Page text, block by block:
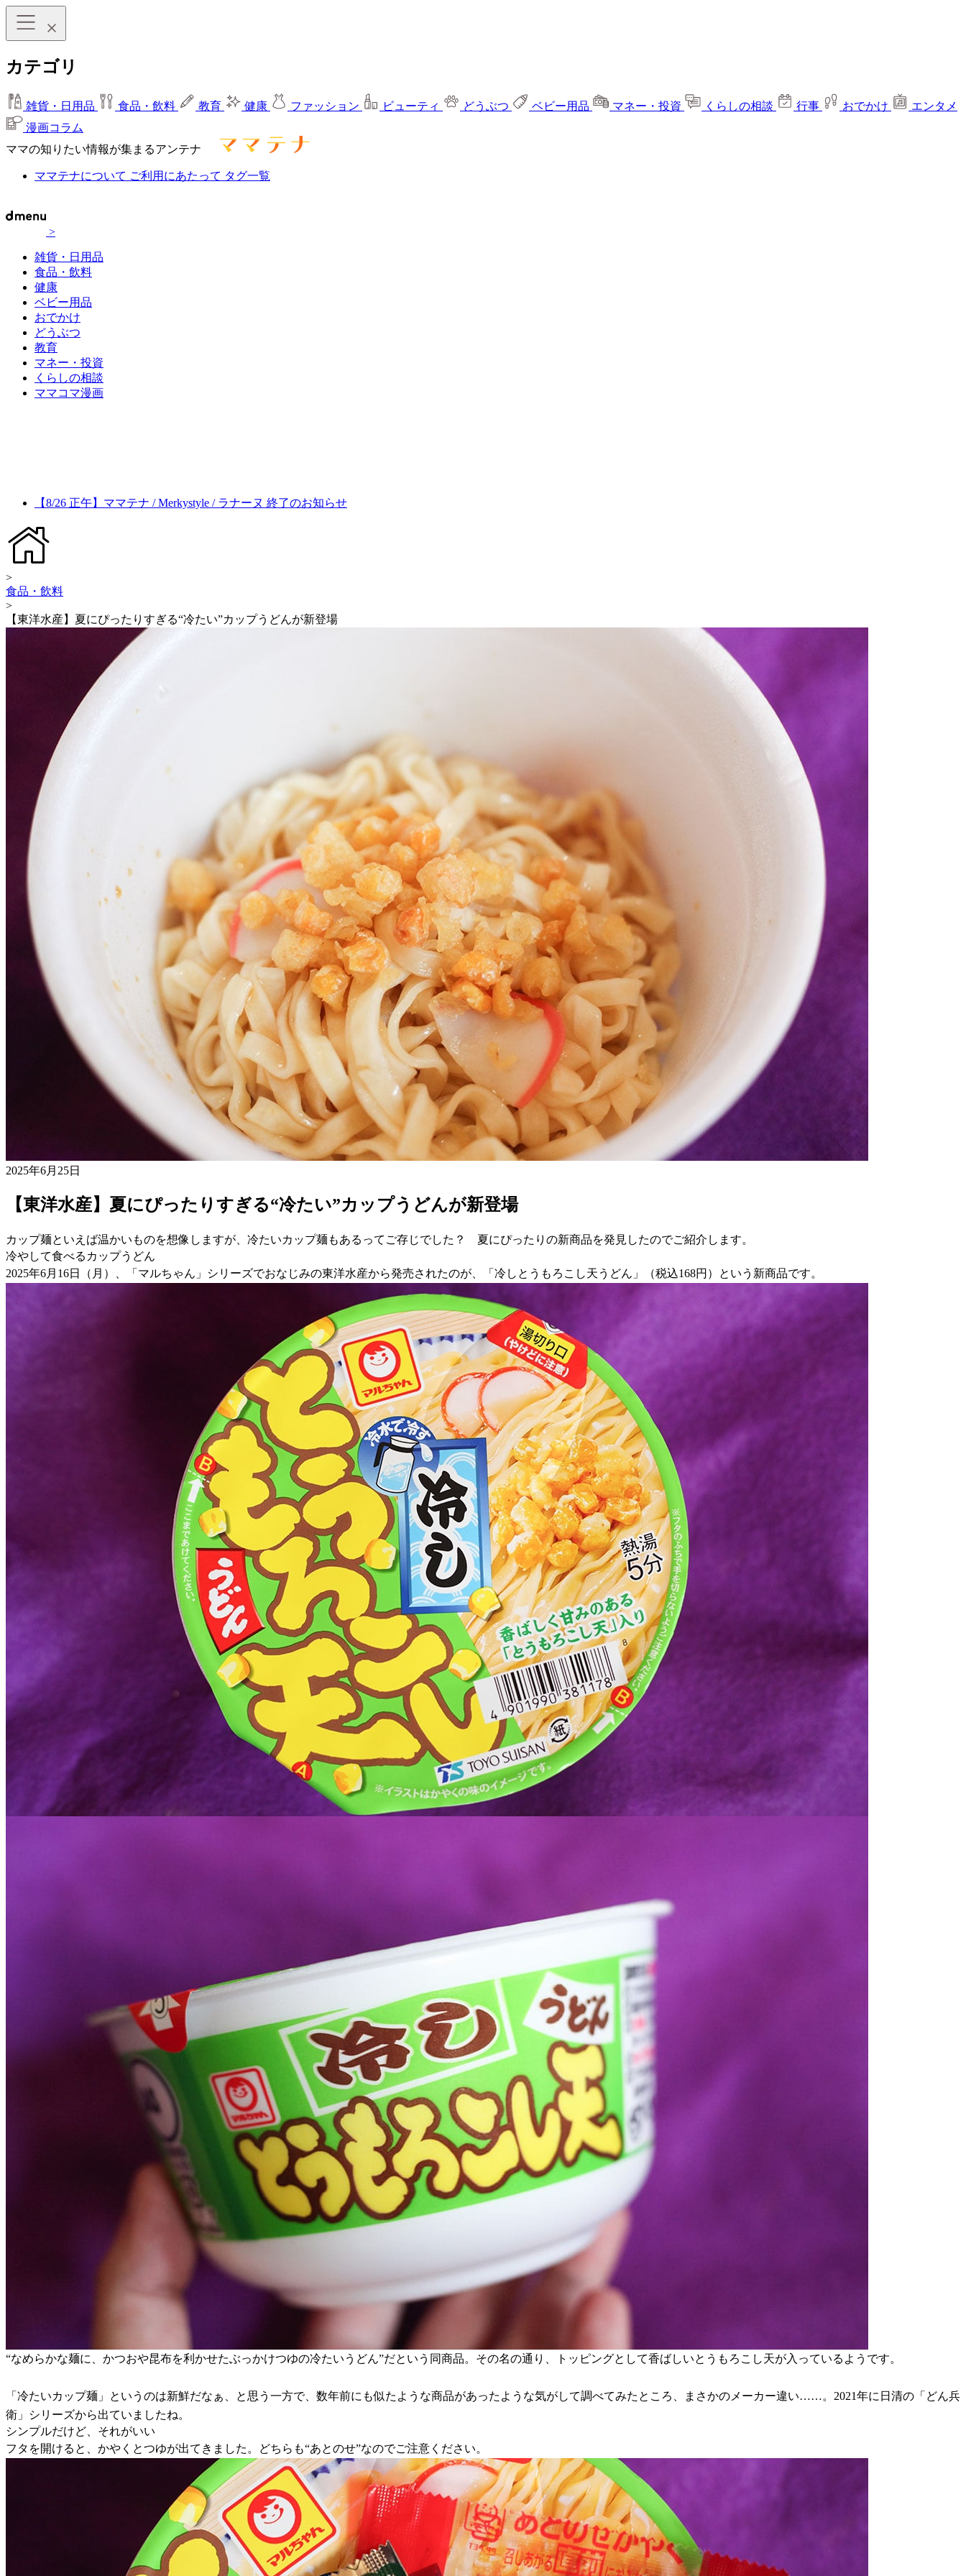
カテゴリ
雑貨・日用品 食品・飲料 教育 健康 ファッション ビューティ どうぶつ ベビー用品 マネー・投資 くらしの相談 行事 おでかけ
エンタメ
漫画コラム
ママの知りたい情報が集まるアンテナ
ママテナについて ご利用にあたって タグ一覧
>
雑貨・日用品
食品・飲料
健康
ベビー用品
おでかけ
どうぶつ
教育
マネー・投資
くらしの相談
ママコマ漫画
【8/26 正午】ママテナ / Merkystyle / ラナーヌ 終了のお知らせ
>
食品・飲料
>
【東洋水産】夏にぴったりすぎる“冷たい”カップうどんが新登場
2025年6月25日
【東洋水産】夏にぴったりすぎる“冷たい”カップうどんが新登場
カップ麺といえば温かいものを想像しますが、冷たいカップ麺もあるってご存じでした？ 夏にぴったりの新商品を発見したのでご紹介します。
冷やして食べるカップうどん
2025年6月16日（月）、「マルちゃん」シリーズでおなじみの東洋水産から発売されたのが、「冷しとうもろこし天うどん」（税込168円）という新商品です。
“なめらかな麺に、かつおや昆布を利かせたぶっかけつゆの冷たいうどん”だという同商品。その名の通り、トッピングとして香ばしいとうもろこし天が入っているようです。
「冷たいカップ麺」というのは新鮮だなぁ、と思う一方で、数年前にも似たような商品があったような気がして調べてみたところ、まさかのメーカー違い……。2021年に日清の「どん兵
衛」シリーズから出ていましたね。
シンプルだけど、それがいい
フタを開けると、かやくとつゆが出てきました。どちらも“あとのせ”なのでご注意ください。